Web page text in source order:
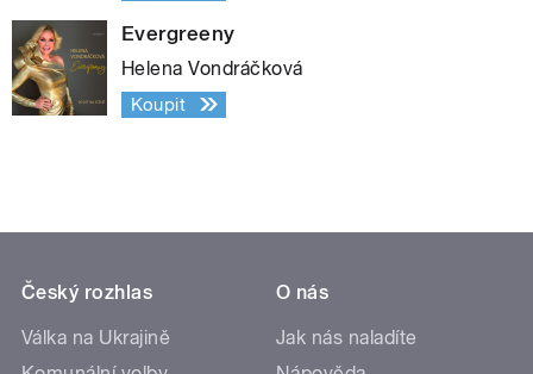
Evergreeny
Helena Vondráčková
Koupit
Český rozhlas
Válka na Ukrajině
O nás
Jak nás naladíte